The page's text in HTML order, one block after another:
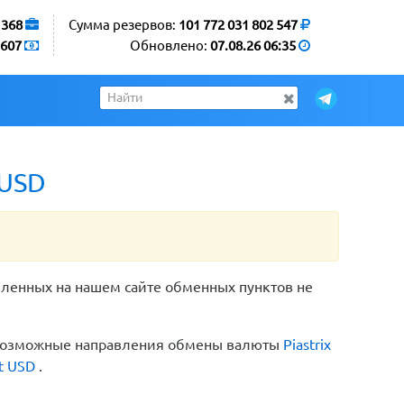
Сумма резервов: 101 772 031 802 547
Обновлено: 07.08.26 06:35
607
на нашем сайте обменных пунктов не
направления обмены валюты Piastrix
USD .